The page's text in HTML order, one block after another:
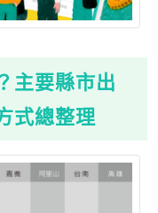
主要縣市出
式總整理